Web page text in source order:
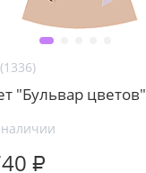
(1336)
"Бульвар цветов"
₽